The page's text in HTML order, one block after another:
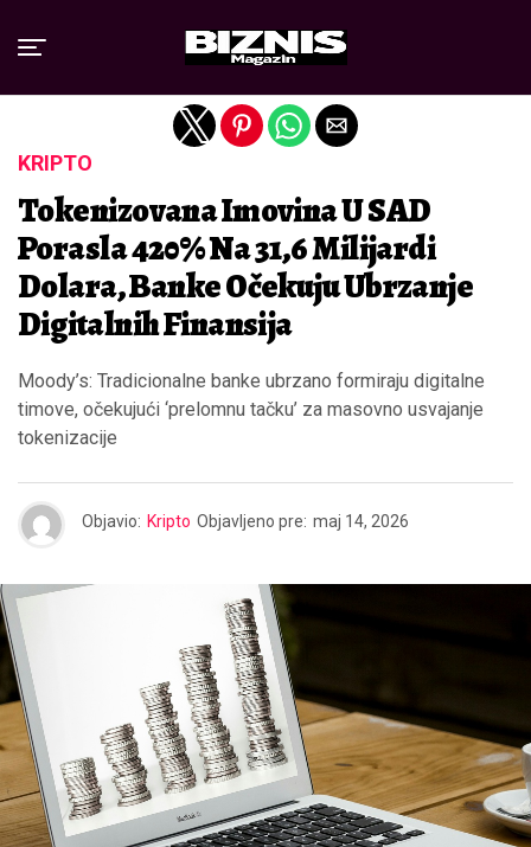
KRIPTO
Tokenizovana Imovina U SAD
Porasla 420% Na 31,6 Milijardi
Dolara, Banke Očekuju Ubrzanje
Digitalnih Finansija
Moody’s: Tradicionalne banke ubrzano formiraju digitalne
timove, očekujući ‘prelomnu tačku’ za masovno usvajanje
tokenizacije
Objavio: Kripto Objavljeno pre: maj 14, 2026
Exit mobile version